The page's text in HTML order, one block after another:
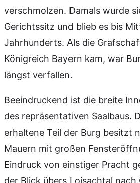
verschmolzen. Damals wurde
Gerichtssitz und blieb es bis
Jahrhunderts. Als die
Königreich Bayern kam, war
längst verfallen.
Beeindruckend ist die breite
des repräsentativen Saalbaus.
erhaltene Teil der Burg besitzt
Mauern mit großen
Eindruck von einstiger Pracht
der Blick übers Loisachtal nach